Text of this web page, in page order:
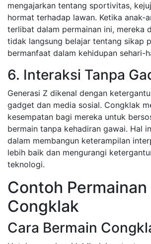
mengajarkan tentang sportivitas,
hormat terhadap lawan. Ketika anak-
terlibat dalam permainan ini, mereka
tidak langsung belajar tentang sikap
bermanfaat dalam kehidupan sehari-
6. Interaksi Tanpa
Generasi Z dikenal dengan
gadget dan media sosial. Congklak
kesempatan bagi mereka untuk
bermain tanpa kehadiran gawai. Hal
dalam membangun keterampilan
lebih baik dan mengurangi
teknologi.
Contoh Permainan
Congklak
Cara Bermain